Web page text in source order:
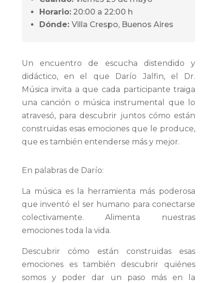
Horario:20:00 a 22:00 h
Dónde: Villa Crespo, Buenos Aires
Un encuentro de escucha distendido y
didáctico, en el que Darío Jalfin, el Dr.
Música invita a que cada participante traiga
una canción o música instrumental que lo
atravesó, para descubrir juntos cómo están
construidas esas emociones que le produce,
que es también entenderse más y mejor.
En palabras de Darío:
La música es la herramienta más poderosa
que inventó el ser humano para conectarse
colectivamente. Alimenta nuestras
emociones toda la vida.
Descubrir cómo están construidas esas
emociones es también descubrir quiénes
somos y poder dar un paso más en la